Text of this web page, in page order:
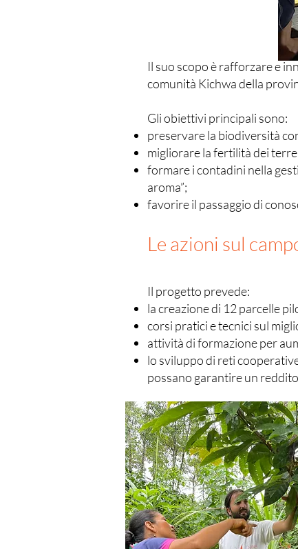
Il suo scopo è rafforzare e
comunità Kichwa della
Gli obiettivi principali sono:
preservare la biodiversità
migliorare la fertilità dei
formare i contadini nella
aroma”;
favorire il passaggio di
Le azioni sul
Il progetto prevede:
la creazione di 12 parcelle
corsi pratici e tecnici sul
attività di formazione per
lo sviluppo di reti
possano garantire un